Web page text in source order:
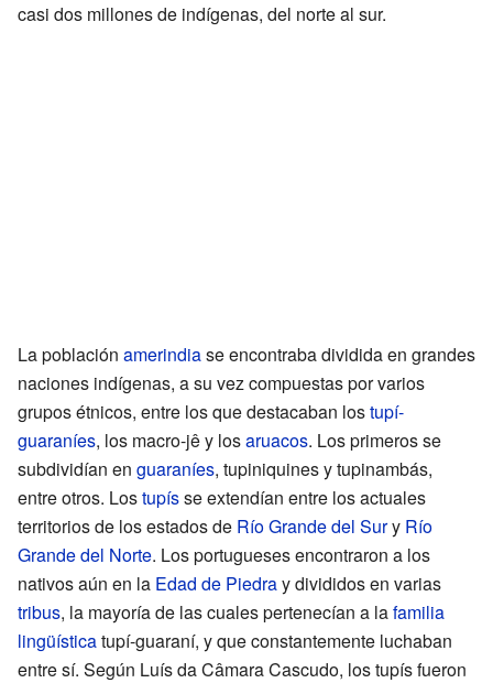
casi dos millones de indígenas, del norte al sur.
La población amerindiase encontraba dividida en grandes
naciones indígenas, a su vez compuestas por varios
grupos étnicos, entre los que destacaban lostupí-
guaraníes, los macro-jê y losaruacos. Los primeros se
subdividían en guaraníes, tupiniquines y tupinambás,
entre otros. Lostupísse extendían entre los actuales
territorios de los estados de Río Grande del Sury Río
Grande del Norte. Los portugueses encontraron a los
nativos aún en la Edad de Piedray divididos en varias
tribus, la mayoría de las cuales pertenecían a lafamilia
lingüísticatupí-guaraní, y que constantemente luchaban
entre sí. Según Luís da Câmara Cascudo, los tupís fueron